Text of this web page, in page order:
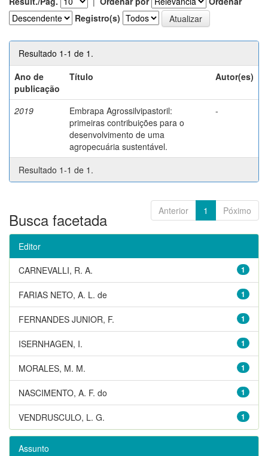
Registro(s)
Resultado 1-1 de 1.
Ano de
publicação
Título Autor(es)
2019
Embrapa Agrossilvipastoril:
primeiras contribuições para o
desenvolvimento de uma
agropecuária sustentável.
-
Resultado 1-1 de 1.
Anterior 1 Póximo
Busca facetada
Editor
1
CARNEVALLI, R. A.
1
FARIAS NETO, A. L. de
1
FERNANDES JUNIOR, F.
1
ISERNHAGEN, I.
1
MORALES, M. M.
1
NASCIMENTO, A. F. do
1
VENDRUSCULO, L. G.
Assunto